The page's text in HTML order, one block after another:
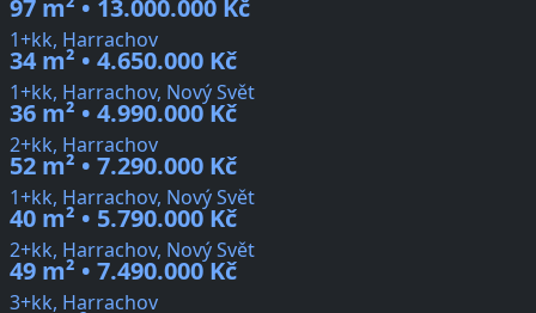
97 m² • 13.000.000 Kč
1+kk, Harrachov
34 m² • 4.650.000 Kč
1+kk, Harrachov, Nový Svět
36 m² • 4.990.000 Kč
2+kk, Harrachov
52 m² • 7.290.000 Kč
1+kk, Harrachov, Nový Svět
40 m² • 5.790.000 Kč
2+kk, Harrachov, Nový Svět
49 m² • 7.490.000 Kč
3+kk, Harrachov